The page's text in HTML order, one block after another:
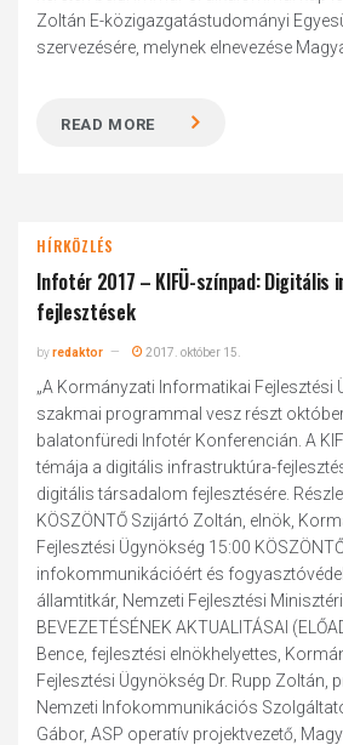
Zoltán E-közigazgatástudományi
szervezésére, melynek elnevezése
READ MORE
HÍRKÖZLÉS
Infotér 2017 – KIFÜ-színpad:
fejlesztések
byredaktor 2017. október 15.
„A Kormányzati Informatikai Fejlesztési
szakmai programmal vesz részt
balatonfüredi Infotér Konferencián. A
témája a digitális infrastruktúra-
digitális társadalom fejlesztésére.
KÖSZÖNTŐ Szijártó Zoltán, elnök,
Fejlesztési Ügynökség 15:00
infokommunikációért és
államtitkár, Nemzeti Fejlesztési
BEVEZETÉSÉNEK AKTUALITÁSAI
Bence, fejlesztési elnökhelyettes,
Fejlesztési Ügynökség Dr. Rupp Zoltán,
Nemzeti Infokommunikációs
Gábor, ASP operatív projektvezető,